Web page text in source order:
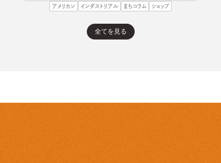
アメリカン
インダストリアル まちコラム ショップ